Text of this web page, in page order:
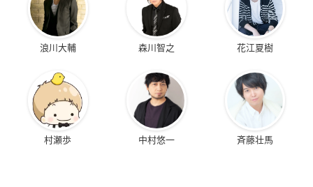
浪川大輔 森川智之 花江夏樹
村瀬歩 中村悠一 斉藤壮馬